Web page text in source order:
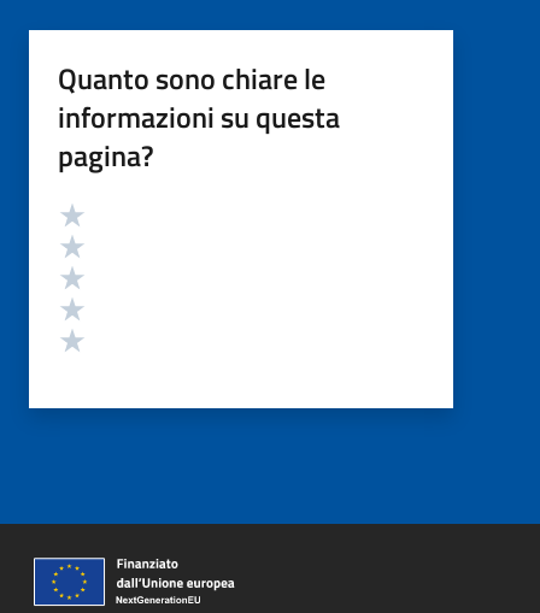
Quanto sono chiare le
informazioni su questa
pagina?
Valutazione